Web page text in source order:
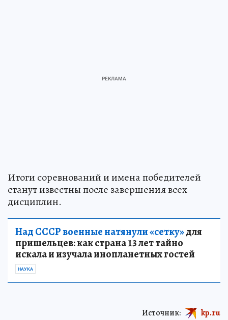
Итоги соревнований и имена победителей
станут известны после завершения всех
дисциплин.
Над СССР военные натянули «сетку»для
пришельцев: как страна 13 лет тайно
искала и изучала инопланетных гостей
НАУКА
Источник: kp.ru